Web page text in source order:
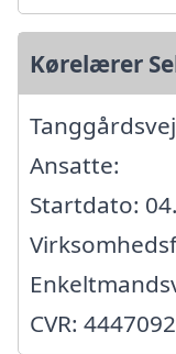
Kørelærer
Ansatte:
Startdato:
CVR: